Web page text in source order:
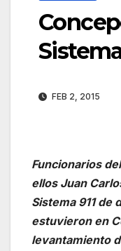
Sistema
FEB 2, 2015
Funcionarios
ellos Juan
Sistema 911 de
estuvieron en
levantamiento